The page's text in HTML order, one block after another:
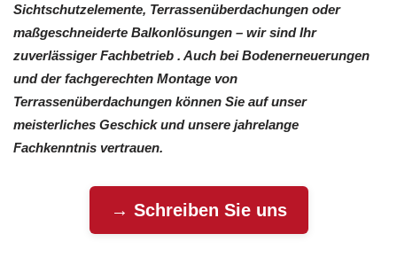
Sichtschutzelemente, Terrassenüberdachungen oder
maßgeschneiderte Balkonlösungen – wir sind Ihr
zuverlässiger Fachbetrieb . Auch bei Bodenerneuerungen
und der fachgerechten Montage von
Terrassenüberdachungen können Sie auf unser
meisterliches Geschick und unsere jahrelange
Fachkenntnis vertrauen.
→ Schreiben Sie uns